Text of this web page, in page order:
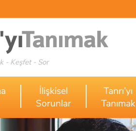
- Keşfet - Sor
İlişkisel
Sorunlar
Tanrı’yı
Tanımak